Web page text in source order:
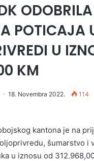
ODOBRILA
POTICAJA
U
KM
18. Novembra 2022. 114
kantona je na
šumarstvo i
u iznosu od